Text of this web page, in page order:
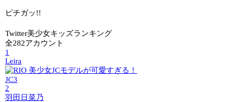
ピチガッ!!
Twitter美少女キッズランキング
全282アカウント
1
Leira
JC3
2
羽田日菜乃